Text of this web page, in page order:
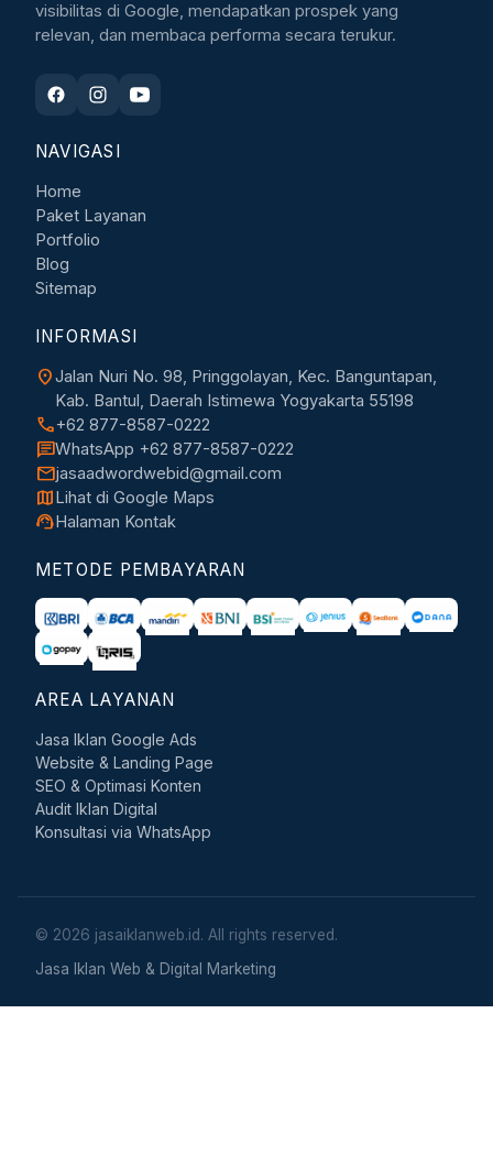
visibilitas di Google, mendapatkan prospek yang
relevan, dan membaca performa secara terukur.
NAVIGASI
Home
Paket Layanan
Portfolio
Blog
Sitemap
INFORMASI
location_onJalan Nuri No. 98, Pringgolayan, Kec. Banguntapan,
Kab. Bantul, Daerah Istimewa Yogyakarta 55198
call+62 877-8587-0222
chatWhatsApp +62 877-8587-0222
mailjasaadwordwebid@gmail.com
mapLihat di Google Maps
support_agentHalaman Kontak
METODE PEMBAYARAN
AREA LAYANAN
Jasa Iklan Google Ads
Website & Landing Page
SEO & Optimasi Konten
Audit Iklan Digital
Konsultasi via WhatsApp
© 2026 jasaiklanweb.id. All rights reserved.
Jasa Iklan Web & Digital Marketing